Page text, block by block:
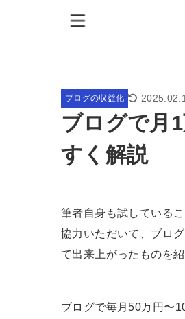
ブログの収益化
ブログで月
すく解説
筆者自身も試している
協力いただいて、ブロ
て出来上がったものを
ブログで毎月50万円〜